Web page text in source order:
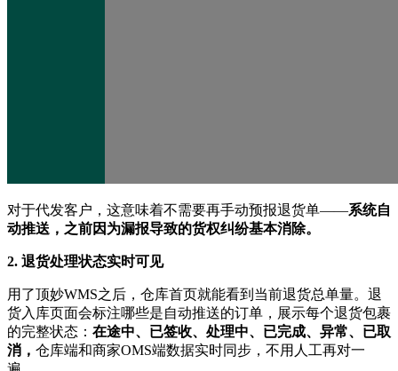
对于代发客户，这意味着不需要再手动预报退货单——系统自
动推送，之前因为漏报导致的货权纠纷基本消除。
2. 退货处理状态实时可见
用了顶妙WMS之后，仓库首页就能看到当前退货总单量。退
货入库页面会标注哪些是自动推送的订单，展示每个退货包裹
的完整状态： 在途中、已签收、处理中、已完成、异常、已取
消， 仓库端和商家OMS端数据实时同步，不用人工再对一